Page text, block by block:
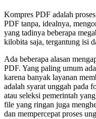
Kompres PDF adalah
PDF tanpa, idealnya,
yang tadinya beberapa
kilobita saja, tergantung isi
Ada beberapa alasan
PDF. Yang paling umum
karena banyak layanan
adalah syarat unggah pada
atau seleksi pemerintah
file yang ringan juga
dan mempercepat proses